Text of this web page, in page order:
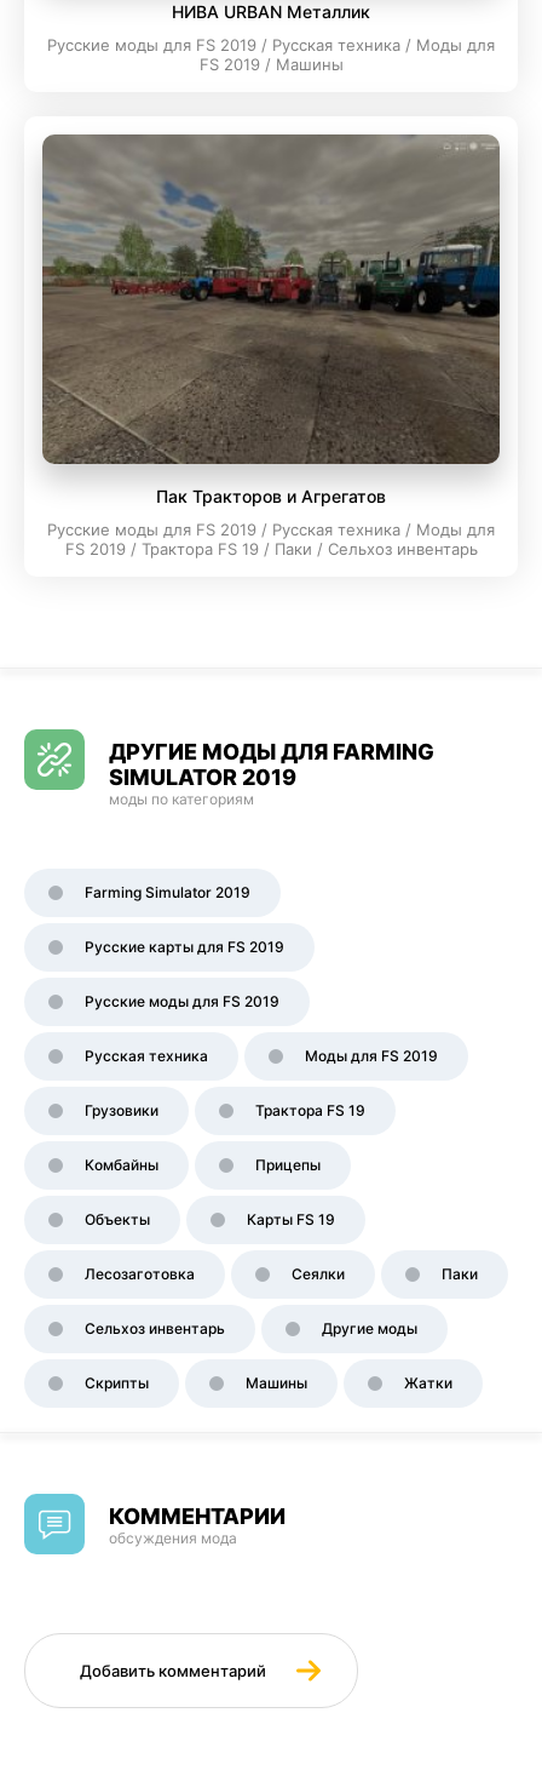
НИВА URBAN Металлик
Русские моды для FS 2019 / Русская техника / Моды для
FS 2019 / Машины
Пак Тракторов и Агрегатов
Русские моды для FS 2019 / Русская техника / Моды для
FS 2019 / Трактора FS 19 / Паки / Сельхоз инвентарь
ДРУГИЕ МОДЫ ДЛЯ FARMING
SIMULATOR 2019
моды по категориям
Farming Simulator 2019
Русские карты для FS 2019
Русские моды для FS 2019
Русская техника Моды для FS 2019
Грузовики Трактора FS 19
Комбайны Прицепы
Объекты Карты FS 19
Лесозаготовка Сеялки Паки
Сельхоз инвентарь Другие моды
Скрипты Машины Жатки
КОММЕНТАРИИ
обсуждения мода
Добавить комментарий